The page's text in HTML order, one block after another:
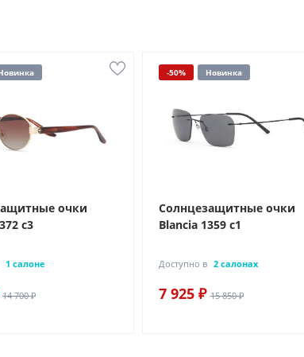
очки
с3
1 салоне
14 700 ₽
-50% Новинка
Солнцезащитные очки
Blancia 1359 с1
Доступно в 2 салонах
7 925 ₽ 15 850 ₽